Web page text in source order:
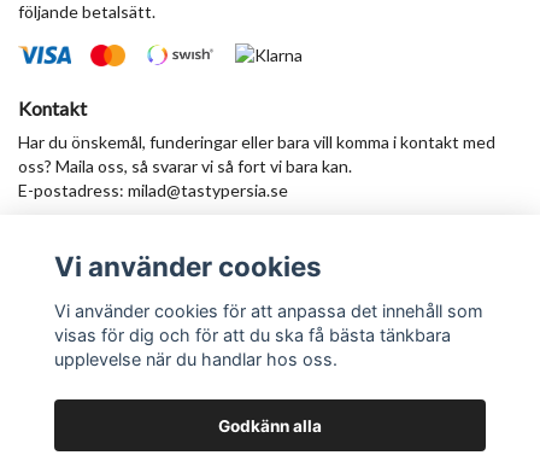
följande betalsätt.
Kontakt
Har du önskemål, funderingar eller bara vill komma i kontakt med
oss? Maila oss, så svarar vi så fort vi bara kan.
E-postadress: milad@tastypersia.se
Anmäl dig till vårt nyhetsbrev
Prenumerera
Vi använder cookies
Vi använder cookies för att anpassa det innehåll som
visas för dig och för att du ska få bästa tänkbara
upplevelse när du handlar hos oss.
Godkänn alla